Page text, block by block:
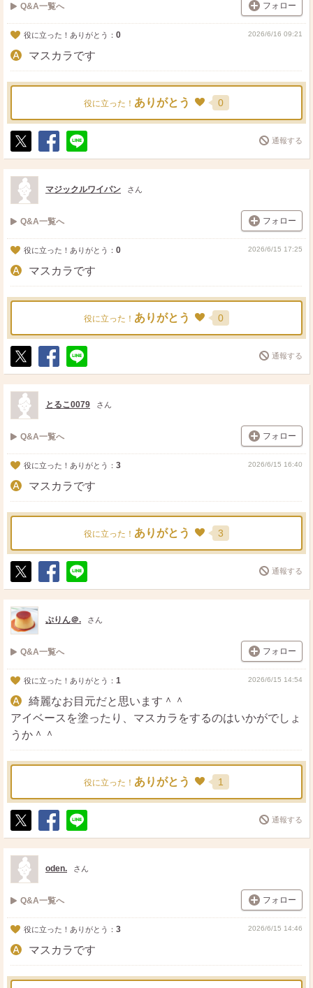
Q&A一覧へ フォロー
役に立った！ありがとう： 0 2026/6/16 09:21
マスカラです
役に立った！ ありがとう 0
ポ
ス
ト
シ
ェ
送
る
通報する
マジックルワイパン さん
Q&A一覧へ フォロー
役に立った！ありがとう： 0 2026/6/15 17:25
マスカラです
役に立った！ ありがとう 0
ポ
ス
ト
シ
ェ
送
る
通報する
とるこ0079 さん
Q&A一覧へ フォロー
役に立った！ありがとう： 3 2026/6/15 16:40
マスカラです
役に立った！ ありがとう 3
ポ
ス
ト
シ
ェ
送
る
通報する
ぷりん＠. さん
Q&A一覧へ フォロー
役に立った！ありがとう： 1 2026/6/15 14:54
綺麗なお目元だと思います＾＾
アイベースを塗ったり、マスカラをするのはいかがでしょ
うか＾＾
役に立った！ ありがとう 1
ポ
ス
ト
シ
ェ
送
る
通報する
oden. さん
Q&A一覧へ フォロー
役に立った！ありがとう： 3 2026/6/15 14:46
マスカラです